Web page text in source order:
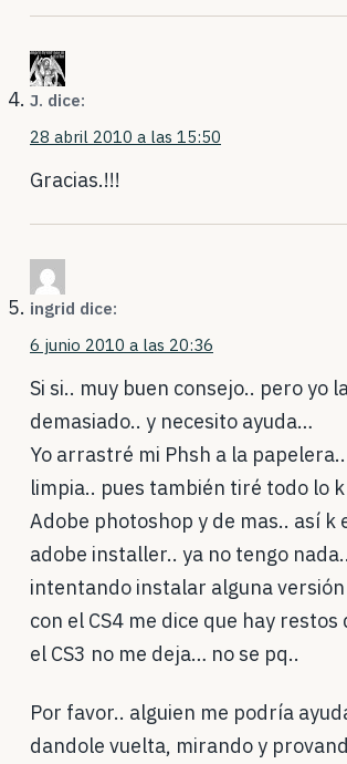
J. dice:
28 abril 2010 a las 15:50
Gracias.!!!
ingrid dice:
6 junio 2010 a las 20:36
Si si.. muy buen consejo.. pero yo
demasiado.. y necesito ayuda…
Yo arrastré mi Phsh a la
limpia.. pues también tiré todo lo
Adobe photoshop y de mas.. así k
adobe installer.. ya no tengo
intentando instalar alguna versión
con el CS4 me dice que hay restos
el CS3 no me deja… no se pq..
Por favor.. alguien me podría
dandole vuelta, mirando y